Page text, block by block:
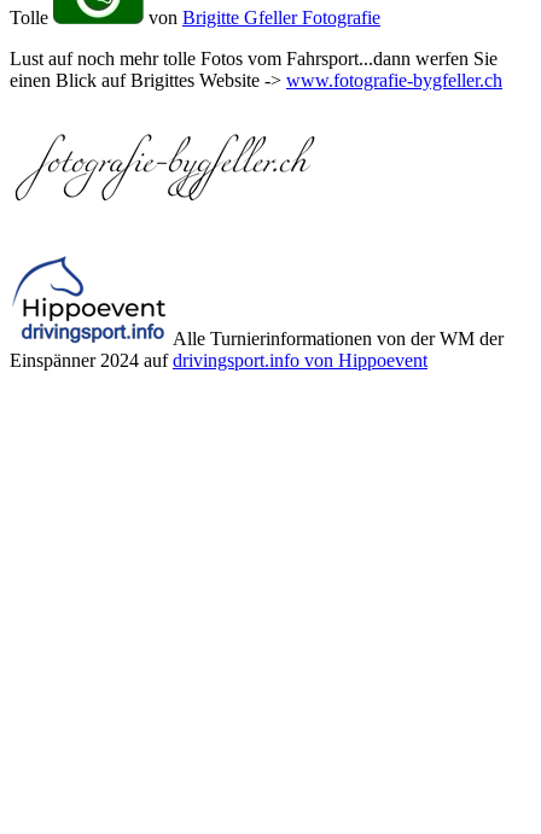
Tolle von Brigitte Gfeller Fotografie
Lust auf noch mehr tolle Fotos vom Fahrsport...dann werfen Sie
einen Blick auf Brigittes Website -> www.fotografie-bygfeller.ch
Alle Turnierinformationen von der WM der
Einspänner 2024 aufdrivingsport.info von Hippoevent